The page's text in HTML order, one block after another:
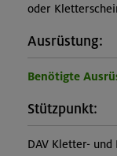
oder
Ausrüstung:
Benötigte
Stützpunkt:
DAV Kletter-